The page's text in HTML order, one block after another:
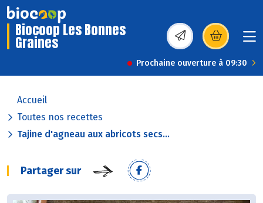
Biocoop Les Bonnes
Graines (s’ouvre dans une
Prochaine ouverture à 09:30
Accueil
Toutes nos recettes
Tajine d'agneau aux abricots secs...
Partager sur